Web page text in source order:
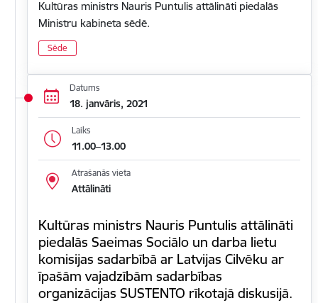
Kultūras ministrs Nauris Puntulis attālināti piedalās
Ministru kabineta sēdē.
Sēde
Datums
18. janvāris, 2021
Laiks
11.00–13.00
Atrašanās vieta
Attālināti
Kultūras ministrs Nauris Puntulis attālināti
piedalās Saeimas Sociālo un darba lietu
komisijas sadarbībā ar Latvijas Cilvēku ar
īpašām vajadzībām sadarbības
organizācijas SUSTENTO rīkotajā diskusijā.